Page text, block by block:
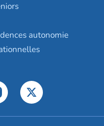
autonomie